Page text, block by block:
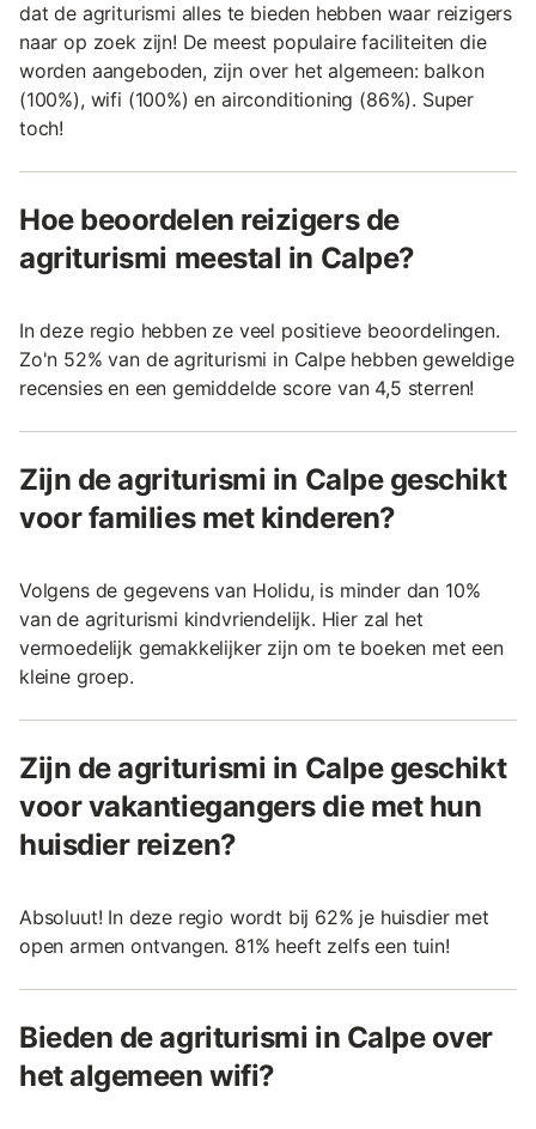
dat de agriturismi alles te bieden hebben waar reizigers
naar op zoek zijn! De meest populaire faciliteiten die
worden aangeboden, zijn over het algemeen: balkon
(100%), wifi (100%) en airconditioning (86%). Super
toch!
Hoe beoordelen reizigers de
agriturismi meestal in Calpe?
In deze regio hebben ze veel positieve beoordelingen.
Zo'n 52% van de agriturismi in Calpe hebben geweldige
recensies en een gemiddelde score van 4,5 sterren!
Zijn de agriturismi in Calpe geschikt
voor families met kinderen?
Volgens de gegevens van Holidu, is minder dan 10%
van de agriturismi kindvriendelijk. Hier zal het
vermoedelijk gemakkelijker zijn om te boeken met een
kleine groep.
Zijn de agriturismi in Calpe geschikt
voor vakantiegangers die met hun
huisdier reizen?
Absoluut! In deze regio wordt bij 62% je huisdier met
open armen ontvangen. 81% heeft zelfs een tuin!
Bieden de agriturismi in Calpe over
het algemeen wifi?